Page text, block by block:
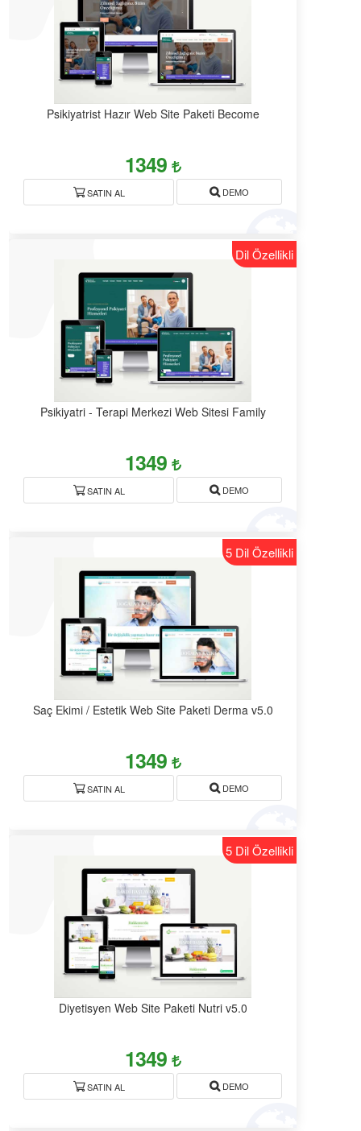
Psikiyatrist Hazır Web Site Paketi Become
1349
SATIN AL DEMO
Dil Özellikli
Psikiyatri - Terapi Merkezi Web Sitesi Family
1349
SATIN AL DEMO
5 Dil Özellikli
Saç Ekimi / Estetik Web Site Paketi Derma v5.0
1349
SATIN AL DEMO
5 Dil Özellikli
Diyetisyen Web Site Paketi Nutri v5.0
1349
SATIN AL DEMO